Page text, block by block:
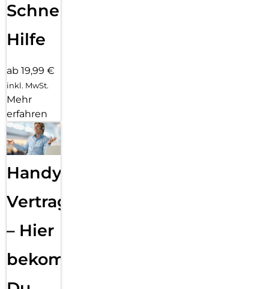
Schnelle
Hilfe
ab 19,99 €
inkl. MwSt.
Mehr
erfahren
Handy
Vertragsabwicklung
– Hier
bekommst